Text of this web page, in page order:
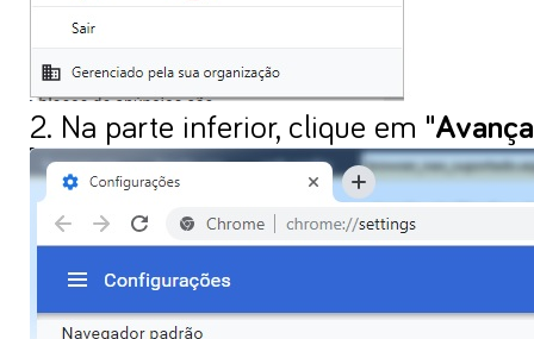
2. Na parte inferior, clique em